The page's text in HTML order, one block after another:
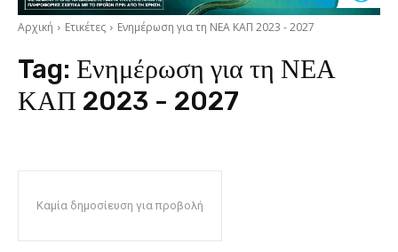
Αρχική Ετικέτες Ενημέρωση για τη ΝΕΑ ΚΑΠ 2023 - 2027
Tag: Ενημέρωση για τη ΝΕΑ
ΚΑΠ 2023 - 2027
Καμία δημοσίευση για προβολή